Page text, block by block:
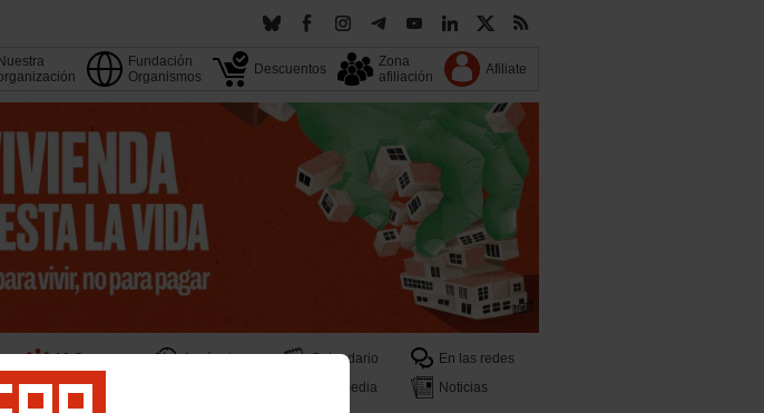
Nuestra
Fundación
Organismos
Descuentos
Zona
afiliación
Afiliate
13 Congreso Aquí estamos Calendario
En las redes
Agenda
Multimedia Noticias